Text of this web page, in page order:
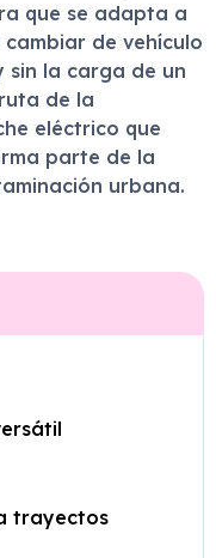
que se adapta a
de vehículo
sin la carga de un
de la
eléctrico que
parte de la
urbana.
trayectos